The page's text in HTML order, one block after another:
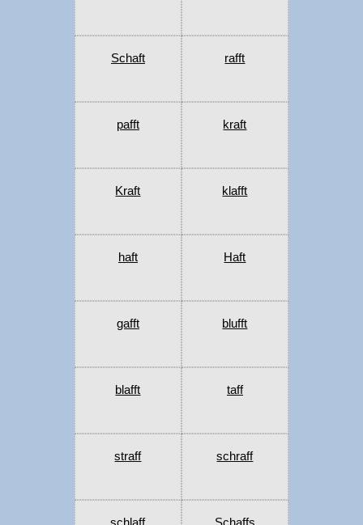
Schaft rafft
pafft kraft
Kraft klafft
haft Haft
gafft blufft
blafft taff
straff schraff